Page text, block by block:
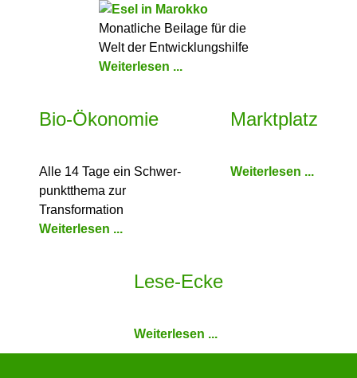
Monatliche Beilage für die
Welt der Entwicklungshilfe
Weiterlesen ...
Bio-Ökonomie
Alle 14 Tage ein Schwer­
punkt­thema zur
Transformation
Weiterlesen ...
Marktplatz
Weiterlesen ...
Lese-Ecke
Weiterlesen ...